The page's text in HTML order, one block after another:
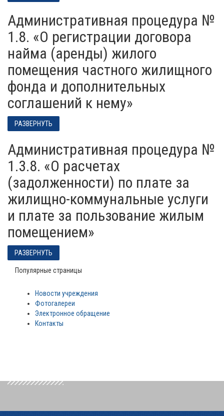
Административная процедура №
1.8. «О регистрации договора
найма (аренды) жилого
помещения частного жилищного
фонда и дополнительных
соглашений к нему»
РАЗВЕРНУТЬ
Административная процедура №
1.3.8. «О расчетах
(задолженности) по плате за
жилищно-коммунальные услуги
и плате за пользование жилым
помещением»
РАЗВЕРНУТЬ
Популярные страницы
Новости учреждения
Фотогалереи
Электронное обращение
Контакты